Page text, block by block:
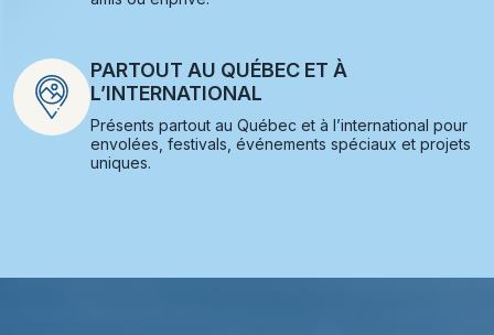
PARTOUT AU QUÉBEC ET À
L’INTERNATIONAL
Présents partout au Québec et à l’international pour
envolées, festivals, événements spéciaux et projets
uniques.